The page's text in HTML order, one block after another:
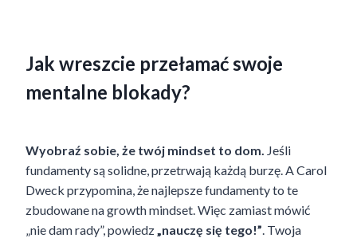
Jak wreszcie przełamać swoje
mentalne blokady?
Wyobraź sobie, że twój mindset to dom. Jeśli
fundamenty są solidne, przetrwają każdą burzę. A Carol
Dweck przypomina, że najlepsze fundamenty to te
zbudowane na growth mindset. Więc zamiast mówić
„nie dam rady”, powiedz „nauczę się tego!” . Twoja